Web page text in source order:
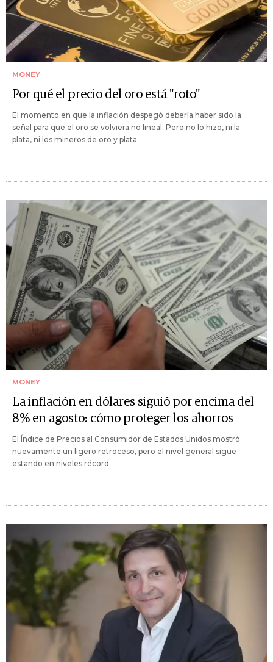
MONEY
Por qué el precio del oro está "roto"
El momento en que la inflación despegó debería haber sido la
señal para que el oro se volviera no lineal. Pero no lo hizo, ni la
plata, ni los mineros de oro y plata.
MONEY
La inflación en dólares siguió por encima del
8% en agosto: cómo proteger los ahorros
El Índice de Precios al Consumidor de Estados Unidos mostró
nuevamente un ligero retroceso, pero el nivel general sigue
estando en niveles récord.